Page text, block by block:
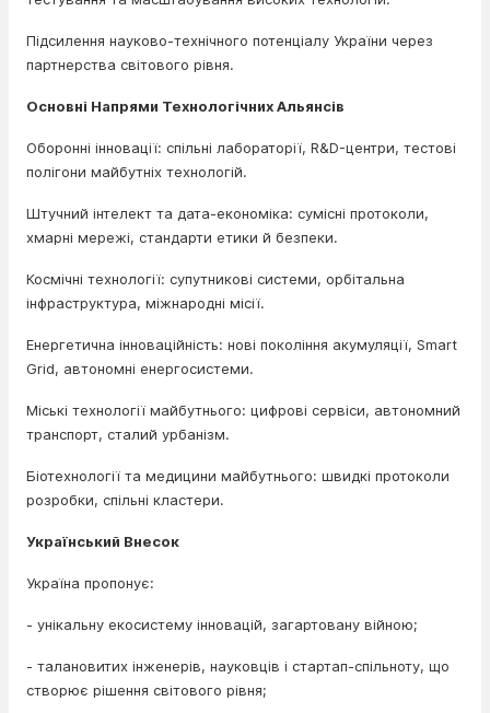
Підсилення науково-технічного потенціалу України через
партнерства світового рівня.
Основні Напрями Технологічних Альянсів
Оборонні інновації: спільні лабораторії, R&D-центри, тестові
полігони майбутніх технологій.
Штучний інтелект та дата-економіка: сумісні протоколи,
хмарні мережі, стандарти етики й безпеки.
Космічні технології: супутникові системи, орбітальна
інфраструктура, міжнародні місії.
Енергетична інноваційність: нові покоління акумуляції, Smart
Grid, автономні енергосистеми.
Міські технології майбутнього: цифрові сервіси, автономний
транспорт, сталий урбанізм.
Біотехнології та медицини майбутнього: швидкі протоколи
розробки, спільні кластери.
Український Внесок
Україна пропонує:
- унікальну екосистему інновацій, загартовану війною;
- талановитих інженерів, науковців і стартап-спільноту, що
створює рішення світового рівня;